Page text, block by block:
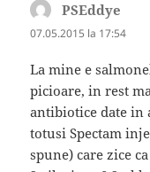
PSEddye
07.05.2015 la 17:54
La mine e
picioare, in rest
antibiotice date in
totusi Spectam
spune) care zice